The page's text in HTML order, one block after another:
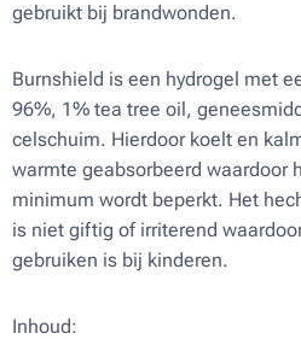
gebruikt bij brandwonden.
Burnshield is een hydrogel met
96%, 1% tea tree oil,
celschuim. Hierdoor koelt en
warmte geabsorbeerd waardoor
minimum wordt beperkt. Het
is niet giftig of irriterend
gebruiken is bij kinderen.
Inhoud: